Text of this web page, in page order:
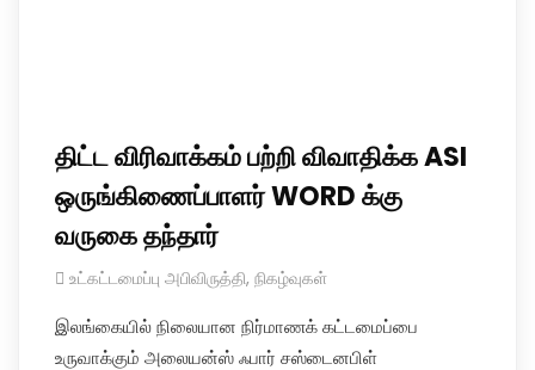
திட்ட விரிவாக்கம் பற்றி விவாதிக்க ASI
ஒருங்கிணைப்பாளர் WORD க்கு
வருகை தந்தார்
உட்கட்டமைப்பு அபிவிருத்தி, நிகழ்வுகள்
இலங்கையில் நிலையான நிர்மாணக் கட்டமைப்பை
உருவாக்கும் அலையன்ஸ் ஃபார் சஸ்டைனபிள்